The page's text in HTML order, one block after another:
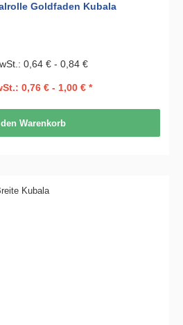
Goldfaden Kubala
0,64 € - 0,84 €
0,76 € - 1,00 € *
Warenkorb